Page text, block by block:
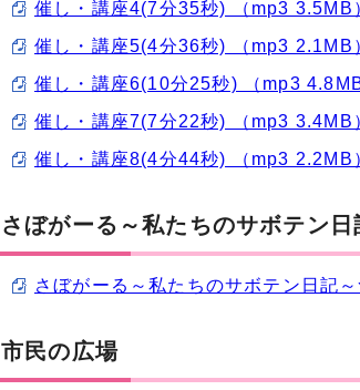
催し・講座4(7分35秒) （mp3 3.5MB
催し・講座5(4分36秒) （mp3 2.1MB
催し・講座6(10分25秒) （mp3 4.8MB
催し・講座7(7分22秒) （mp3 3.4MB
催し・講座8(4分44秒) （mp3 2.2MB
さぼがーる～私たちのサボテン
さぼがーる～私たちのサボテン日記
市民の広場